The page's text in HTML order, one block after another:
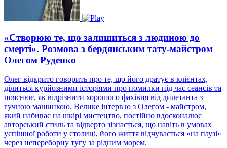
«Створюю те, що залишиться з людиною до
смерті». Розмова з бердянським тату-майстром
Олегом Руденко
Олег відкрито говорить про те, що його дратує в клієнтах,
ділиться курйозними історіями про помилки під час сеансів та
пояснює, як відрізнити хорошого фахівця від дилетанта з
гучною машинкою. Велике інтерв'ю з Олегом - майстром,
який набиває на шкірі мистецтво, постійно вдосконалює
авторський стиль та відверто зізнається, що навіть в умовах
успішної роботи у столиці, його життя відчувається «на паузі»
через непереборну тугу за рідним морем.